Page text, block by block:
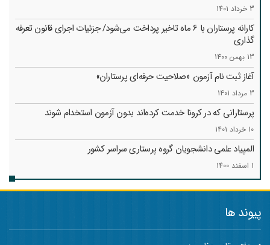
3 خرداد 1401
کارانه‌ پرستاران با 6 ماه تاخیر پرداخت می‌شود/ جزئیات اجرای قانون تعرفه
گذاری
13 بهمن 1400
آغاز ثبت نام آزمون «صلاحیت حرفه‌ای پرستاران»
3 مرداد 1401
پرستارانی که در کرونا خدمت کرد‌ه‌اند بدون آزمون استخدام شوند
10 خرداد 1401
المپیاد علمی دانشجویان گروه پرستاری سراسر کشور
1 اسفند 1400
پیوند ها